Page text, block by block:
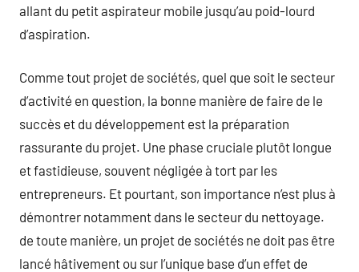
allant du petit aspirateur mobile jusqu’au poid-lourd
d’aspiration.
Comme tout projet de sociétés, quel que soit le secteur
d’activité en question, la bonne manière de faire de le
succès et du développement est la préparation
rassurante du projet. Une phase cruciale plutôt longue
et fastidieuse, souvent négligée à tort par les
entrepreneurs. Et pourtant, son importance n’est plus à
démontrer notamment dans le secteur du nettoyage.
de toute manière, un projet de sociétés ne doit pas être
lancé hâtivement ou sur l’unique base d’un effet de